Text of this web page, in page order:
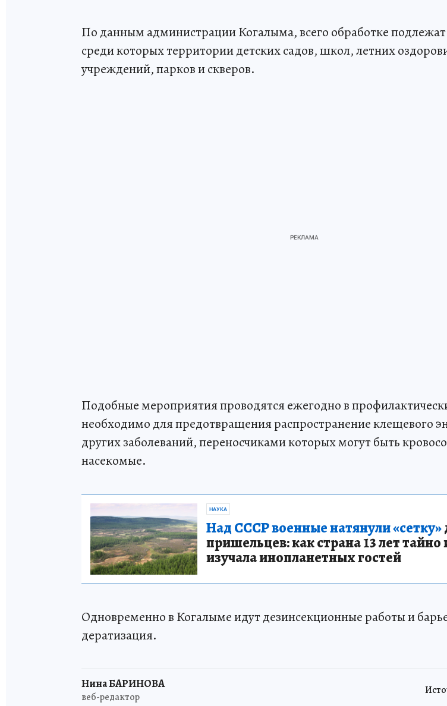
По данным администрации Когалыма, всего обработке подлежат
среди которых территории детских садов, школ, летних
учреждений, парков и скверов.
Подобные мероприятия проводятся ежегодно в
необходимо для предотвращения распространение клещевого
других заболеваний, переносчиками которых могут быть
насекомые.
НАУКА
Над СССР военные натянули «сетку»
пришельцев: как страна 13 лет тайно
изучала инопланетных гостей
Одновременно в Когалыме идут дезинсекционные работы и
дератизация.
Нина БАРИНОВА
веб-редактор